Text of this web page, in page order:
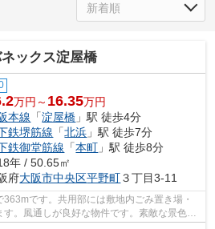
ックス淀屋橋
万円～ 16.35万円
本線 「淀屋橋 」駅 徒歩4分
鉄堺筋線 「北浜 」駅 徒歩7分
鉄御堂筋線 「本町 」駅 徒歩8分
年 / 50.65㎡
府大阪市中央区平野町３丁目3-11
です。共用部には敷地内ごみ置き場・
。風通しが良好な物件です。素敵な景色が
。場所...